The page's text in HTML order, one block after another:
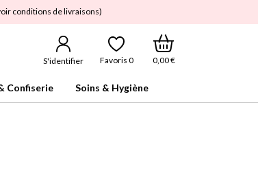
conditions de livraisons)
S'identifier
Favoris 0 0,00 €
Confiserie Soins & Hygiène